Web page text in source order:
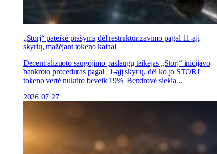
„Storj“ pateikė prašymą dėl restruktūrizavimo pagal 11-ąjį
skyrių, mažėjant tokeno kainai
Decentralizuoto saugojimo paslaugų teikėjas „Storj“ inicijavo
bankroto procedūras pagal 11-ąjį skyrių, dėl ko jo STORJ
tokeno vertė nukrito beveik 19%. Bendrovė siekia ..
2026-07-27